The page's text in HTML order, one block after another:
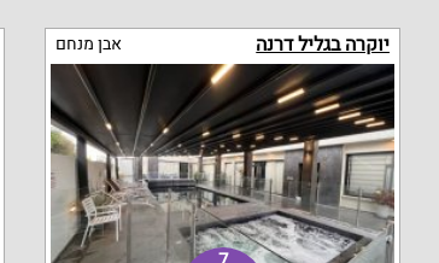
יוקרה בגליל דרנה אבן מנחם